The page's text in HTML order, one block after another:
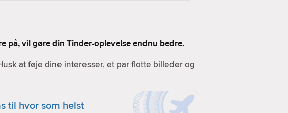
på, vil gøre din Tinder-oplevelse endnu bedre.
at føje dine interesser, et par flotte billeder og
til hvor som helst